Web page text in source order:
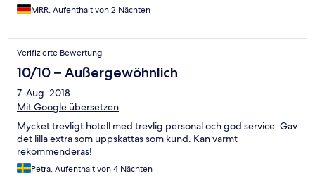
MRR, Aufenthalt von 2 Nächten
Verifizierte Bewertung
10/10 – Außergewöhnlich
7. Aug. 2018
Mit Google übersetzen
Mycket trevligt hotell med trevlig personal och god service. Gav
det lilla extra som uppskattas som kund. Kan varmt
rekommenderas!
Petra, Aufenthalt von 4 Nächten